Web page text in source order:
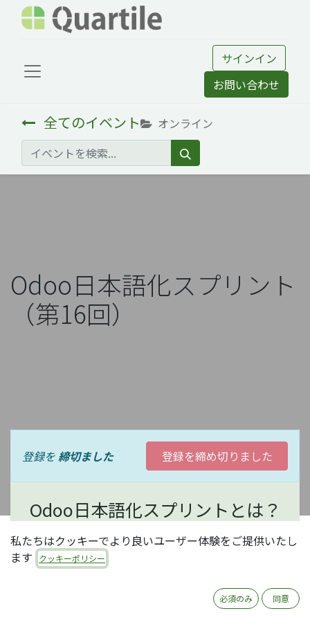
サインイン
お問い合わせ
全てのイベント オンライン
Odoo日本語化スプリント
（第16回）
登録を 締切ました 登録を締め切りました
Odoo日本語化スプリントとは？
オープンソースERP Odooの日本語化は、現状コミュ
ニティ有志の活動に依存しています。コミュニティ活
は、日本のほとんどのOdooユーザがメリットを享受
できる、大変有意義な活動で、誰でも参加可能です。
私たちはクッキーでより良いユーザー体験をご提供いたし
ます
クッキーポリシー
必須のみ 同意